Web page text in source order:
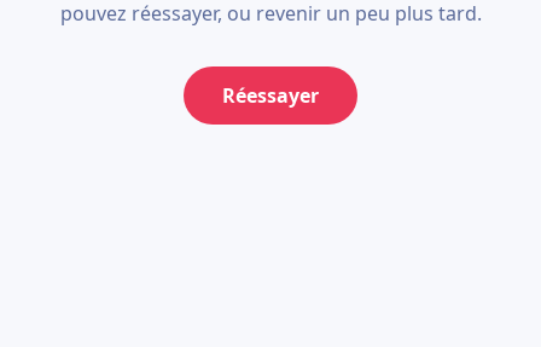
pouvez réessayer, ou revenir un peu plus tard.
Réessayer